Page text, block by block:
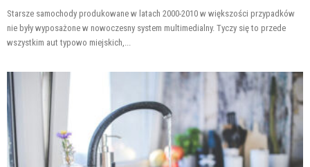
Starsze samochody produkowane w latach 2000-2010 w większości przypadków
nie były wyposażone w nowoczesny system multimedialny. Tyczy się to przede
wszystkim aut typowo miejskich,...